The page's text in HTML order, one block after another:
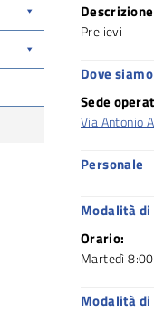
Prelievi
Dove
Sede
Via Antonio
Personale
Modalità di
Orario:
Martedì
Modalità